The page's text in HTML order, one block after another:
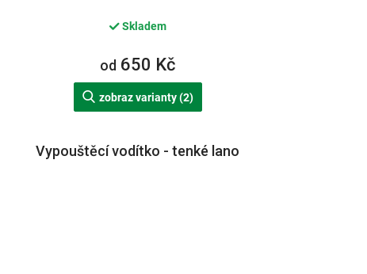
Skladem
od 650 Kč
zobraz varianty (2)
Vypouštěcí vodítko - tenké lano